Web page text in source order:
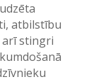
atbilstību
arī stingri